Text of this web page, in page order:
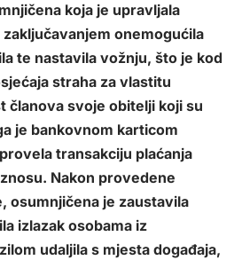
koja je upravljala
onemogućila
te nastavila vožnju, što je kod
straha za vlastitu
članova svoje obitelji koji su
je bankovnom karticom
transakciju plaćanja
Nakon provedene
osumnjičena je zaustavila
izlazak osobama iz
udaljila s mjesta događaja,